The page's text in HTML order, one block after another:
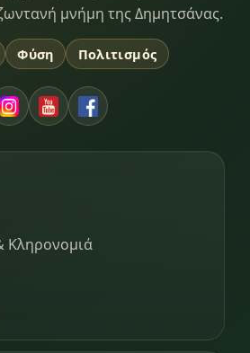
μνήμη της Δημητσάνας.
Φύση Πολιτισμός
Κληρονομιά